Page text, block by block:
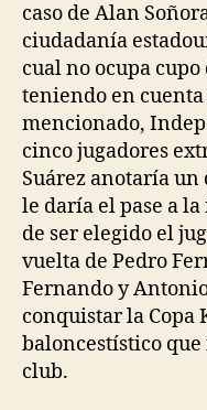
caso de Alan
ciudadanía
cual no ocupa
teniendo en
mencionado,
cinco jugadores
Suárez anotaría un
le daría el pase a
de ser elegido el
vuelta de Pedro
Fernando y
conquistar la Copa
baloncestístico
club.